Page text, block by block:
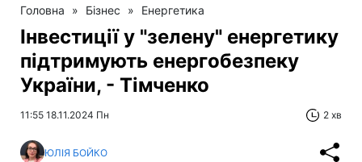
Головна » Бізнес » Енергетика
Інвестиції у "зелену" енергетику
підтримують енергобезпеку
України, - Тімченко
11:55 18.11.2024 Пн 2 хв
ЮЛІЯ БОЙКО